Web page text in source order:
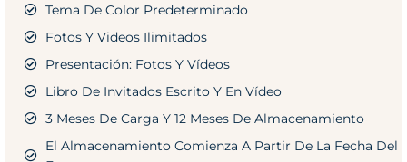
Tema De Color Predeterminado
Fotos Y Videos Ilimitados
Presentación: Fotos Y Vídeos
Libro De Invitados Escrito Y En Vídeo
3 Meses De Carga Y 12 Meses De Almacenamiento
El Almacenamiento Comienza A Partir De La Fecha Del